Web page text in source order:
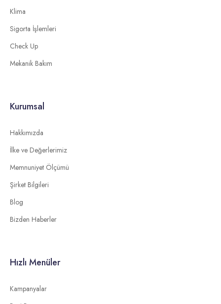
Klima
Sigorta İşlemleri
Check Up
Mekanik Bakım
Kurumsal
Hakkımızda
İlke ve Değerlerimiz
Memnuniyet Ölçümü
Şirket Bilgileri
Blog
Bizden Haberler
Hızlı Menüler
Kampanyalar